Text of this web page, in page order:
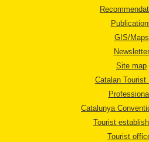
GIS/Maps
Newsletter
Site map
Catalan Tourist
Catalunya
Tourist
Tourist